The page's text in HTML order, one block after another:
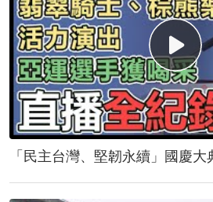
「民主台灣、堅韌永續」國慶大